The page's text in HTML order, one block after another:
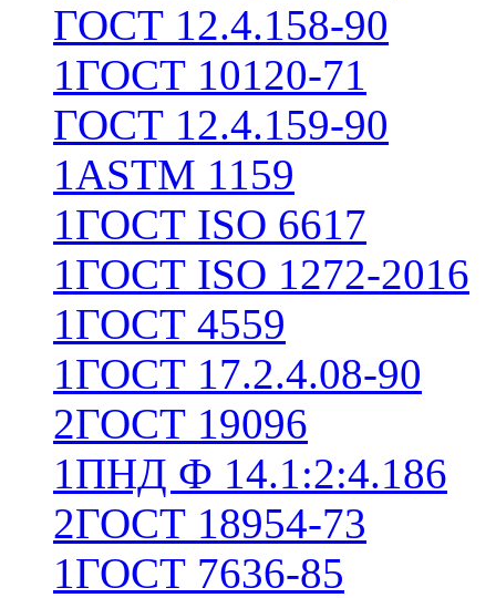
ГОСТ 12.4.158-90
1ГОСТ 10120-71
ГОСТ 12.4.159-90
1ASTM 1159
1ГОСТ ISO 6617
1ГОСТ ISO 1272-2016
1ГОСТ 4559
1ГОСТ 17.2.4.08-90
2ГОСТ 19096
1ПНД Ф 14.1:2:4.186
2ГОСТ 18954-73
1ГОСТ 7636-85